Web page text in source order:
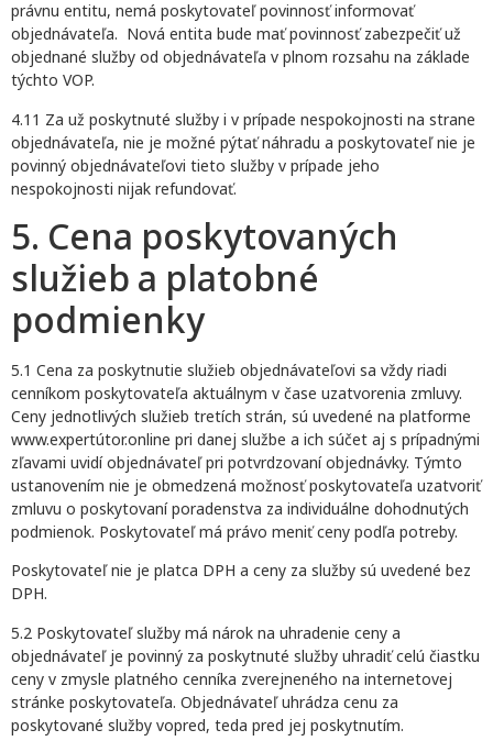
právnu entitu, nemá poskytovateľ povinnosť informovať
objednávateľa. Nová entita bude mať povinnosť zabezpečiť už
objednané služby od objednávateľa v plnom rozsahu na základe
týchto VOP.
4.11 Za už poskytnuté služby i v prípade nespokojnosti na strane
objednávateľa, nie je možné pýtať náhradu a poskytovateľ nie je
povinný objednávateľovi tieto služby v prípade jeho
nespokojnosti nijak refundovať.
5. Cena poskytovaných
služieb a platobné
podmienky
5.1 Cena za poskytnutie služieb objednávateľovi sa vždy riadi
cenníkom poskytovateľa aktuálnym v čase uzatvorenia zmluvy.
Ceny jednotlivých služieb tretích strán, sú uvedené na platforme
www.expertútor.online pri danej službe a ich súčet aj s prípadnými
zľavami uvidí objednávateľ pri potvrdzovaní objednávky. Týmto
ustanovením nie je obmedzená možnosť poskytovateľa uzatvoriť
zmluvu o poskytovaní poradenstva za individuálne dohodnutých
podmienok. Poskytovateľ má právo meniť ceny podľa potreby.
Poskytovateľ nie je platca DPH a ceny za služby sú uvedené bez
DPH.
5.2 Poskytovateľ služby má nárok na uhradenie ceny a
objednávateľ je povinný za poskytnuté služby uhradiť celú čiastku
ceny v zmysle platného cenníka zverejneného na internetovej
stránke poskytovateľa. Objednávateľ uhrádza cenu za
poskytované služby vopred, teda pred jej poskytnutím.